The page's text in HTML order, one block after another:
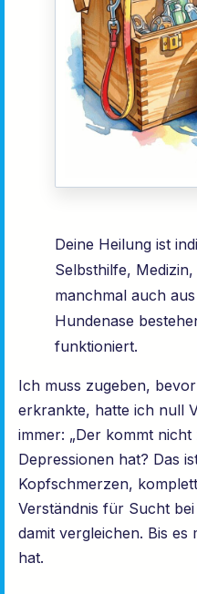
Deine Heilung ist
Selbsthilfe,
manchmal auch
Hundenase
funktioniert.
Ich muss zugeben,
erkrankte, hatte ich null
immer: „Der kommt
Depressionen hat? Das
Kopfschmerzen,
Verständnis für Sucht
damit vergleichen. Bis
hat.